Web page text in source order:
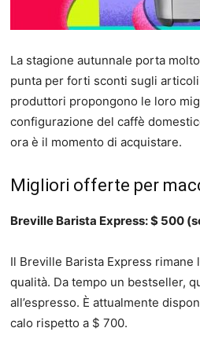
La stagione autunnale porta
punta per forti sconti sugli
produttori propongono le loro
configurazione del caffè
ora è il momento di acquistare.
Migliori offerte per
Breville Barista Express: $ 500
Il Breville Barista Express rimane
qualità. Da tempo un bestseller,
all’espresso. È attualmente
calo rispetto a $ 700.